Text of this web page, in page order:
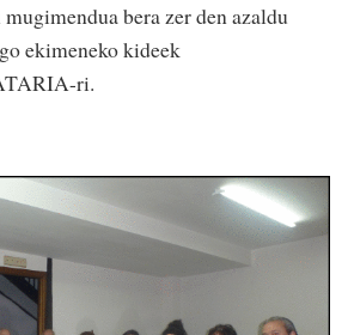
bera zer den azaldu
ekimeneko kideek
ri.